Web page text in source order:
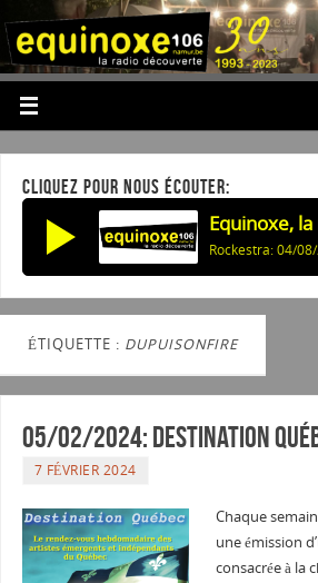
CLIQUEZ POUR NOUS ÉCOUTER:
Rockestra: 04/
ÉTIQUETTE : DUPUISONFIRE
05/02/2024: Destination
7 FÉVRIER 2024
Chaque
une émission
consacrée à la